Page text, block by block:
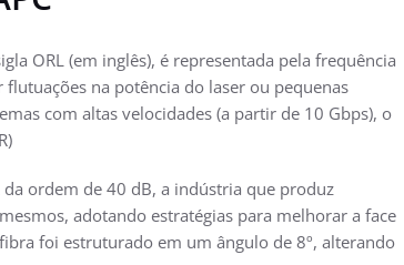
ORL (em inglês), é representada pela frequência
na potência do laser ou pequenas
com altas velocidades (a partir de 10 Gbps), o
ordem de 40 dB, a indústria que produz
adotando estratégias para melhorar a face
foi estruturado em um ângulo de 8º, alterando